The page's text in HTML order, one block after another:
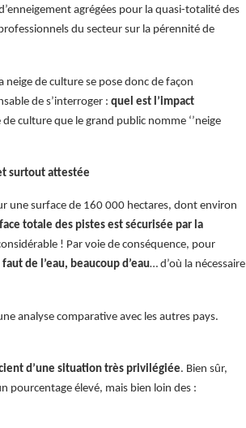
agrégées pour la quasi-totalité des
du secteur sur la pérennité de
de culture se pose donc de façon
de s’interroger : quel est l’impact
culture que le grand public nomme ‘’neige
surtout attestée
une surface de 160 000 hectares, dont environ
totale des pistes est sécurisée par la
! Par voie de conséquence, pour
faut de l’eau, beaucoup d’eau… d’où la nécessaire
analyse comparative avec les autres pays.
d’une situation très privilégiée. Bien sûr,
pourcentage élevé, mais bien loin des :